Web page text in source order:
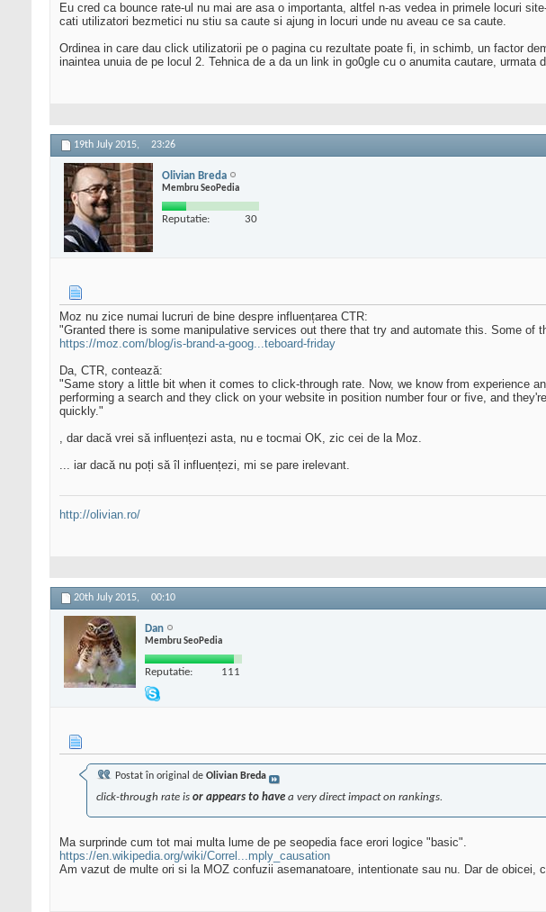
Eu cred ca bounce rate-ul nu mai are asa o importanta, altfel n-as vedea in primele locuri
cati utilizatori bezmetici nu stiu sa caute si ajung in locuri unde nu aveau ce sa caute.
Ordinea in care dau click utilizatorii pe o pagina cu rezultate poate fi, in schimb, un factor
inaintea unuia de pe locul 2. Tehnica de a da un link in go0gle cu o anumita cautare,
19th July 2015, 23:26
Olivian Breda
Membru SeoPedia
Reputatie: 30
Moz nu zice numai lucruri de bine despre influențarea CTR:
"Granted there is some manipulative services out there that try and automate this. Some
https://moz.com/blog/is-brand-a-goog...teboard-friday
Da, CTR, contează:
"Same story a little bit when it comes to click-through rate. Now, we know from experience
performing a search and they click on your website in position number four or five, and
quickly."
, dar dacă vrei să influențezi asta, nu e tocmai OK, zic cei de la Moz.
... iar dacă nu poți să îl influențezi, mi se pare irelevant.
http://olivian.ro/
20th July 2015, 00:10
Dan
Membru SeoPedia
Reputatie: 111
Postat în original de Olivian Breda
click-through rate is or appears to have a very direct impact on rankings.
Ma surprinde cum tot mai multa lume de pe seopedia face erori logice "basic".
https://en.wikipedia.org/wiki/Correl...mply_causation
Am vazut de multe ori si la MOZ confuzii asemanatoare, intentionate sau nu. Dar de obicei,